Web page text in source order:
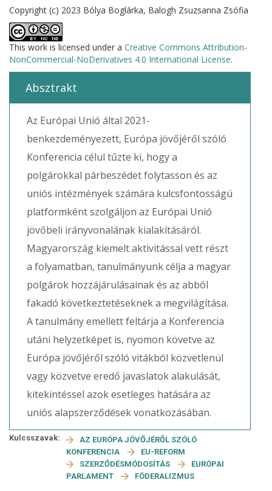
Copyright (c) 2023 Bólya Boglárka, Balogh Zsuzsanna Zsófia
This work is licensed under a Creative Commons Attribution-
NonCommercial-NoDerivatives 4.0 International License.
Absztrakt
Az Európai Unió által 2021-
benkezdeményezett, Európa jövőjéről szóló
Konferencia célul tűzte ki, hogy a
polgárokkal párbeszédet folytasson és az
uniós intézmények számára kulcsfontosságú
platformként szolgáljon az Európai Unió
jövőbeli irányvonalának kialakításáról.
Magyarország kiemelt aktivitással vett részt
a folyamatban, tanulmányunk célja a magyar
polgárok hozzájárulásainak és az abból
fakadó következtetéseknek a megvilágítása.
A tanulmány emellett feltárja a Konferencia
utáni helyzetképet is, nyomon követve az
Európa jövőjéről szóló vitákból közvetlenül
vagy közvetve eredő javaslatok alakulását,
kitekintéssel azok esetleges hatására az
uniós alapszerződések vonatkozásában.
Kulcsszavak:
AZ EURÓPA JÖVŐJÉRŐL SZÓLÓ
KONFERENCIA
EU-REFORM
SZERZŐDÉSMÓDOSÍTÁS
EURÓPAI
PARLAMENT
FÖDERALIZMUS